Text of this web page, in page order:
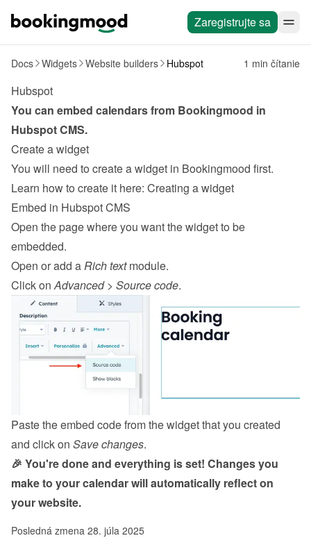
Zaregistrujte sa
Docs Widgets Website builders Hubspot 1 min čítanie
Hubspot
HubspotCMS.
Create a widget
You will need to create a widget in Bookingmood first.
Learn how to create it here: Creating a widget
Embed in Hubspot CMS
Open the page where you want the widget to be
embedded.
Open or add a Rich text module.
Click on Advanced > Source code.
Paste the embed code from the widget that you created
and click on Save changes.
🎉 You're done and everything is set! Changes you
make to your calendar will automatically reflect on
your website.
Posledná zmena 28. júla 2025